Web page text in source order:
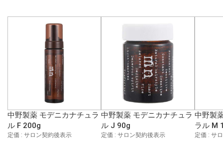
中野製薬 モデニカナチュラ
ル F 200g
定価 : サロン契約後表示
中野製薬 モデニカナチュラ
ル J 90g
定価 : サロン契約後表示
中野製
ラル M
定価 : サ